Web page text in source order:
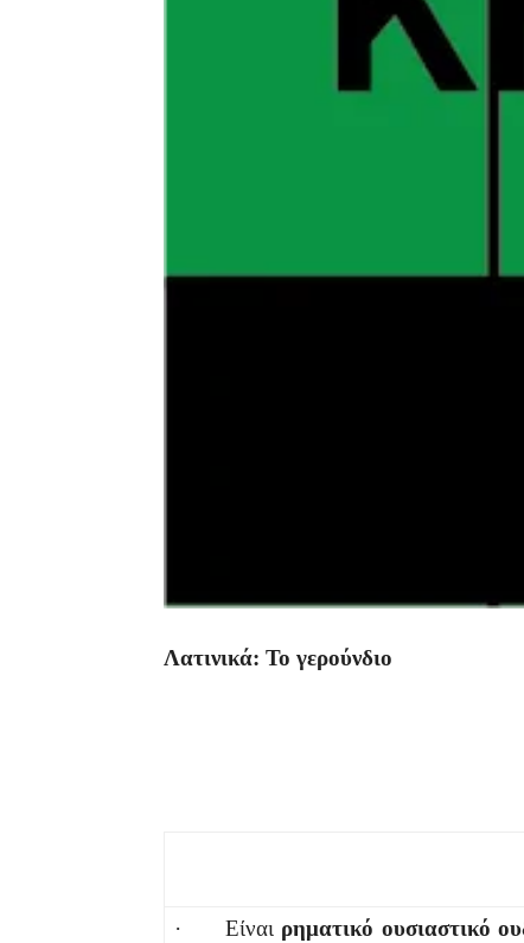
Λατινικά: Το γερούνδιο
· Είναι ρηματικό ουσιαστικό